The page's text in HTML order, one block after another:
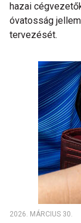
hazai
óvatosság
tervezését.
2026. MÁRCIUS 30.